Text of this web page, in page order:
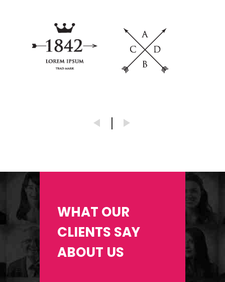
WHAT OUR
CLIENTS SAY
ABOUT US